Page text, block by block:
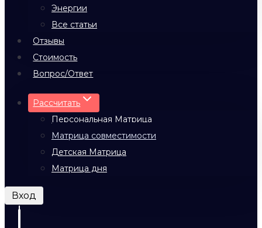
Энергии
Все статьи
Отзывы
Стоимость
Вопрос/Ответ
Рассчитать
Персональная Матрица
Матрица совместимости
Детская Матрица
Матрица дня
Вход